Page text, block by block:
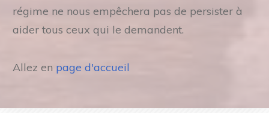
régime ne nous empêchera pas de persister à
aider tous ceux qui le demandent.
Allez en page d'accueil